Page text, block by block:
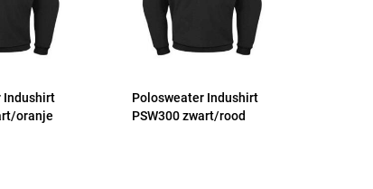
Indushirt
oranje
Polosweater Indushirt
PSW300 zwart/rood